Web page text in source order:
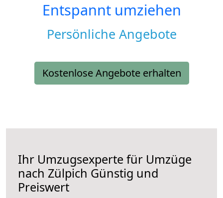
Entspannt umziehen
Persönliche Angebote
Kostenlose Angebote erhalten
Ihr Umzugsexperte für Umzüge
nach Zülpich Günstig und
Preiswert